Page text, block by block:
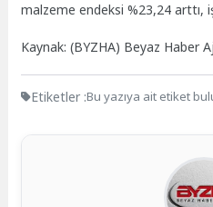
malzeme endeksi %23,24 arttı,
Kaynak: (BYZHA) Beyaz Haber
Etiketler :Bu yazıya ait etiket